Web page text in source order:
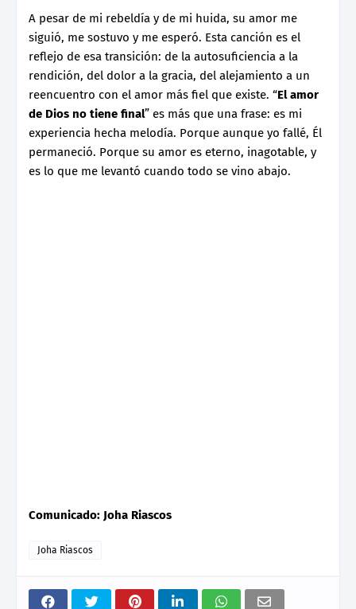
A pesar de mi rebeldía y de mi huida, su amor me
siguió, me sostuvo y me esperó. Esta canción es el
reflejo de esa transición: de la autosuficiencia a la
rendición, del dolor a la gracia, del alejamiento a un
reencuentro con el amor más fiel que existe. “El amor
de Dios no tiene final” es más que una frase: es mi
experiencia hecha melodía. Porque aunque yo fallé, Él
permaneció. Porque su amor es eterno, inagotable, y
es lo que me levantó cuando todo se vino abajo.
Comunicado: Joha Riascos
Joha Riascos